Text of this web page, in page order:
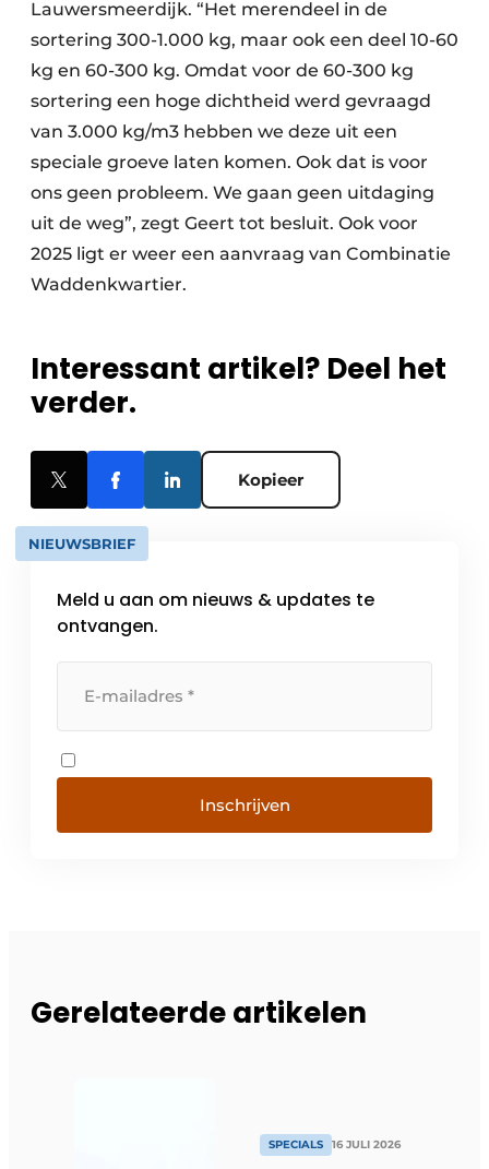
Lauwersmeerdijk. “Het merendeel in de
sortering 300-1.000 kg, maar ook een deel 10-60
kg en 60-300 kg. Omdat voor de 60-300 kg
sortering een hoge dichtheid werd gevraagd
van 3.000 kg/m3 hebben we deze uit een
speciale groeve laten komen. Ook dat is voor
ons geen probleem. We gaan geen uitdaging
uit de weg”, zegt Geert tot besluit. Ook voor
2025 ligt er weer een aanvraag van Combinatie
Waddenkwartier.
Interessant artikel? Deel het
verder.
Kopieer
NIEUWSBRIEF
Meld u aan om nieuws & updates te
ontvangen.
Inschrijven
Gerelateerde artikelen
SPECIALS 16 JULI 2026